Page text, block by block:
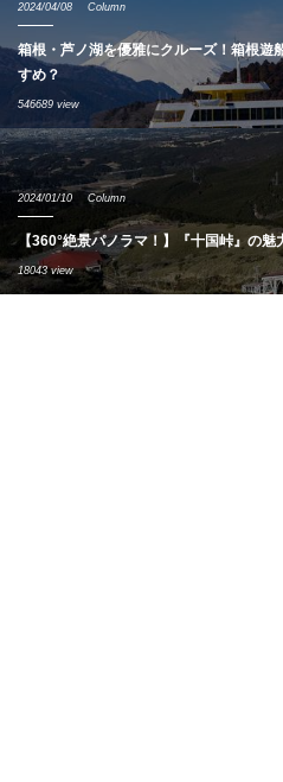
2024/04/08 Column
箱根・芦ノ湖を優雅にクルーズ！箱根
すめ？
546689 view
2024/01/10 Column
【360°絶景パノラマ！】『十国峠』の魅
18043 view